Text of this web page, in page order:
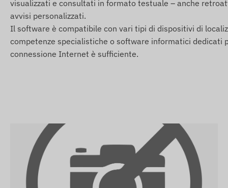
Rilevamento dello spostamento da una posizione
Rilevamento del traino in caso di movimento non
Variazione dello stato dell'accensione.
Localizzatore GPS CANBUS TELTONIKA FMC130-E2 4G
Cavo di collegamento
Guida all'installazione
Condizioni d'uso
visualizzati e consultati in formato testuale – anche
avvisi personalizzati.
Il software è compatibile con vari tipi di dispositivi di
competenze specialistiche o software informatici dedicati
connessione Internet è sufficiente.